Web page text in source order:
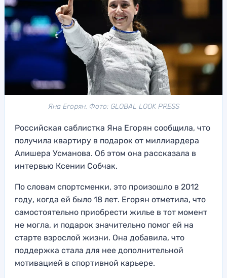
Яна Егорян. Фото: GLOBAL LOOK PRESS
Российская саблистка Яна Егорян сообщила, что
получила квартиру в подарок от миллиардера
Алишера Усманова. Об этом она рассказала в
интервью Ксении Собчак.
По словам спортсменки, это произошло в 2012
году, когда ей было 18 лет. Егорян отметила, что
самостоятельно приобрести жилье в тот момент
не могла, и подарок значительно помог ей на
старте взрослой жизни. Она добавила, что
поддержка стала для нее дополнительной
мотивацией в спортивной карьере.